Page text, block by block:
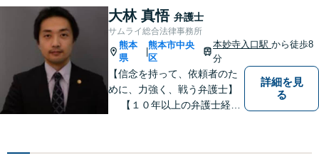
ート。企業からのご相談も承
ります【交通事故】弁護士費
用特約の利用可【夜間・休日
面談可】
大林 真悟 弁護士
サムライ総合法律事務所
熊本
県
|
熊本市中央
区
本妙寺入口駅から徒歩8
分
【信念を持って、依頼者のた
めに、力強く、戦う弁護士】
【１０年以上の弁護士経
護の３つの分野に力を注ぐ弁
詳細を見
る